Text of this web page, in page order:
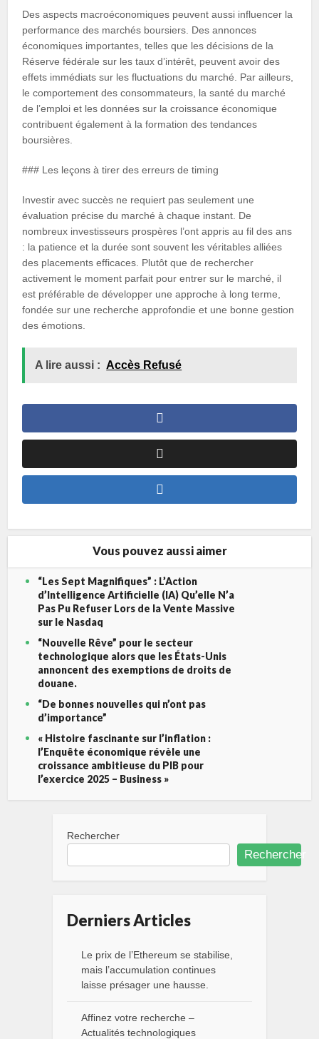
Des aspects macroéconomiques peuvent aussi influencer la
performance des marchés boursiers. Des annonces
économiques importantes, telles que les décisions de la
Réserve fédérale sur les taux d’intérêt, peuvent avoir des
effets immédiats sur les fluctuations du marché. Par ailleurs,
le comportement des consommateurs, la santé du marché
de l’emploi et les données sur la croissance économique
contribuent également à la formation des tendances
boursières.
### Les leçons à tirer des erreurs de timing
Investir avec succès ne requiert pas seulement une
évaluation précise du marché à chaque instant. De
nombreux investisseurs prospères l’ont appris au fil des ans
: la patience et la durée sont souvent les véritables alliées
des placements efficaces. Plutôt que de rechercher
activement le moment parfait pour entrer sur le marché, il
est préférable de développer une approche à long terme,
fondée sur une recherche approfondie et une bonne gestion
des émotions.
A lire aussi : Accès Refusé
Vous pouvez aussi aimer
“Les Sept Magnifiques” : L’Action
d’Intelligence Artificielle (IA) Qu’elle N’a
Pas Pu Refuser Lors de la Vente Massive
sur le Nasdaq
“Nouvelle Rêve” pour le secteur
technologique alors que les États-Unis
annoncent des exemptions de droits de
douane.
“De bonnes nouvelles qui n’ont pas
d’importance”
« Histoire fascinante sur l’inflation :
l’Enquête économique révèle une
croissance ambitieuse du PIB pour
l’exercice 2025 – Business »
Rechercher
Rechercher
Derniers Articles
Le prix de l’Ethereum se stabilise,
mais l’accumulation continues
laisse présager une hausse.
Affinez votre recherche –
Actualités technologiques